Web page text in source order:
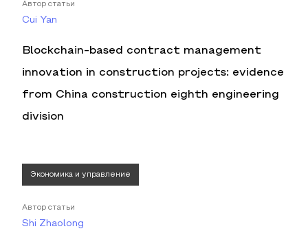
Автор статьи
Cui Yan
Blockchain-based contract management
innovation in construction projects: evidence
from China construction eighth engineering
division
Экономика и управление
Автор статьи
Shi Zhaolong